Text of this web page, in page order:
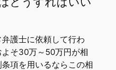
護士に依頼して行わ
そ30万～50万円が相
項を用いるならこの相